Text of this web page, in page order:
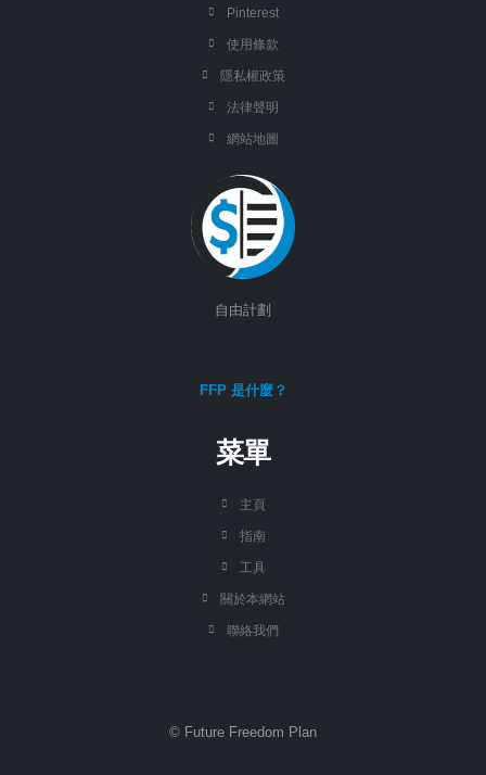
Pinterest
使用條款
隱私權政策
法律聲明
網站地圖
自由計劃
FFP 是什麼？
菜單
主頁
指南
工具
關於本網站
聯絡我們
© Future Freedom Plan